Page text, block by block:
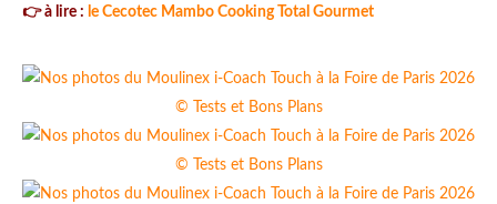
👉 à lire : le Cecotec Mambo Cooking Total Gourmet